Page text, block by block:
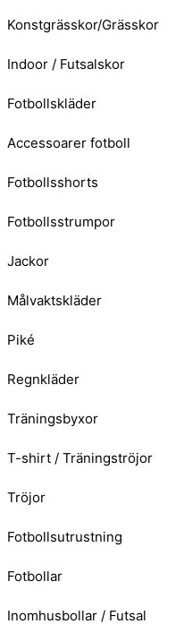
Konstgrässkor/Grässkor
Indoor / Futsalskor
Fotbollskläder
Accessoarer fotboll
Fotbollsshorts
Fotbollsstrumpor
Jackor
Målvaktskläder
Piké
Regnkläder
Träningsbyxor
T-shirt / Träningströjor
Tröjor
Fotbollsutrustning
Fotbollar
Inomhusbollar / Futsal